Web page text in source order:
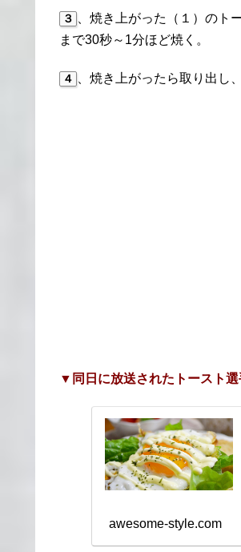
３ 、焼き上がった（１）のト
まで30秒～1分ほど焼く。
４ 、焼き上がったら取り出し
▼同日に放送されたトースト選
awesome-style.com